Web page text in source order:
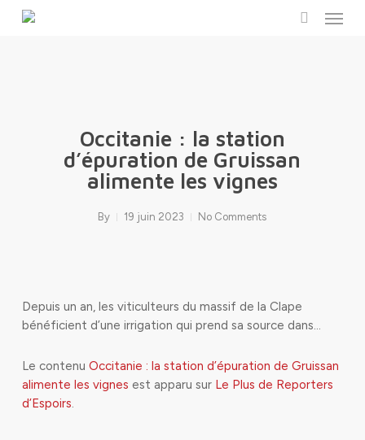
Menu
Occitanie : la station
d’épuration de Gruissan
alimente les vignes
By 19 juin 2023 No Comments
Depuis un an, les viticulteurs du massif de la Clape
bénéficient d’une irrigation qui prend sa source dans…
Le contenu Occitanie : la station d’épuration de Gruissan
alimente les vignes est apparu sur Le Plus de Reporters
d’Espoirs.